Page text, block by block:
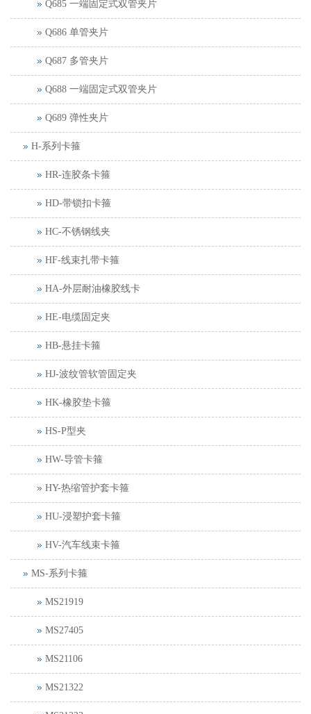
Q685 一端固定式双管夹片
Q686 单管夹片
Q687 多管夹片
Q688 一端固定式双管夹片
Q689 弹性夹片
H-系列卡箍
HR-连胶条卡箍
HD-带锁扣卡箍
HC-不锈钢线夹
HF-线束扎带卡箍
HA-外层耐油橡胶线卡
HE-电缆固定夹
HB-悬挂卡箍
HJ-波纹管软管固定夹
HK-橡胶垫卡箍
HS-P型夹
HW-导管卡箍
HY-热缩管护套卡箍
HU-浸塑护套卡箍
HV-汽车线束卡箍
MS-系列卡箍
MS21919
MS27405
MS21106
MS21322